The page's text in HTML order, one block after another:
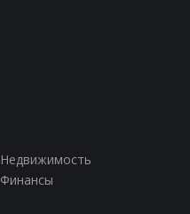
Недвижимость
Финансы